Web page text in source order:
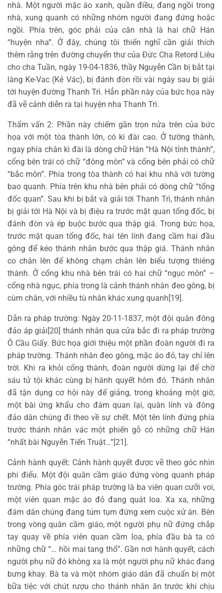
nhà. Một người mặc áo xanh, quần điều, đang ngồi trong
nhà, xung quanh có những nhóm người đang đứng hoặc
ngồi. Phía trên, góc phải của căn nhà là hai chữ Hán
“huyện nha”. Ở đây, chúng tôi thiển nghĩ cần giải thích
thêm rằng trên đường chuyển thư của Đức Cha Retord Liêu
cho cha Tuần, ngày 19-04-1836, thầy Nguyễn Cần bị bắt tại
làng Ke-Vac (Kẻ Vác), bị đánh đòn rồi vài ngày sau bị giải
tới huyện đường Thanh Trì. Hẳn phần này của bức họa này
đã vẽ cảnh diễn ra tại huyện nha Thanh Trì.
Thẩm vấn 2: Phần này chiếm gần trọn nửa trên của bức
họa với một tòa thành lớn, có kì đài cao. Ở tường thành,
ngay phía chân kì đài là dòng chữ Hán “Hà Nội tỉnh thành”,
cổng bên trái có chữ “đông môn” và cổng bên phải có chữ
“bắc môn”. Phía trong tòa thành có hai khu nhà với tường
bao quanh. Phía trên khu nhà bên phải có dòng chữ “tổng
đốc quan”. Sau khi bị bắt và giải tới Thanh Trì, thánh nhân
bị giải tới Hà Nội và bị điệu ra trước mặt quan tổng đốc, bị
đánh đòn và ép buộc bước qua thập giá. Trong bức họa,
trước mặt quan tổng đốc, hai tên lính đang cầm hai đầu
gông để kéo thánh nhân bước qua thập giá. Thánh nhân
co chân lên để không chạm chân lên biểu tượng thiêng
thánh. Ở cổng khu nhà bên trái có hai chữ “ngục môn” –
cổng nhà ngục, phía trong là cảnh thánh nhân đeo gông, bị
cùm chân, với nhiều tù nhân khác xung quanh[19].
Dẫn ra pháp trường: Ngày 20-11-1837, một đội quân đông
đảo áp giải[20] thánh nhân qua cửa bắc đi ra pháp trường
Ô Cầu Giấy. Bức họa giới thiệu một phần đoàn người đi ra
pháp trường. Thánh nhân đeo gông, mặc áo đỏ, tay chỉ lên
trời. Khi ra khỏi cổng thành, đoàn người dừng lại để chờ
sáu tử tội khác cùng bị hành quyết hôm đó. Thánh nhân
đã tận dụng cơ hội này để giảng, trong khoảng một giờ,
một bài ứng khẩu cho đám quan lại, quân lính và đông
đảo dân chúng đi theo về sự chết. Một tên lính đứng phía
trước thánh nhân vác một phiến gỗ có những chữ Hán
“nhất bài Nguyễn Tiến Truật…”[21].
Cảnh hành quyết: Cảnh hành quyết được vẽ theo góc nhìn
phi điểu. Một đội quân cầm giáo đứng vòng quanh pháp
trường. Phía góc trái pháp trường là ba viên quan cưỡi voi,
một viên quan mặc áo đỏ đang quát loa. Xa xa, những
đám dân chúng đang túm tụm đứng xem cuộc xử án. Bên
trong vòng quân cầm giáo, một người phụ nữ đứng chắp
tay quay về phía viên quan cầm loa, phía đầu bà ta có
những chữ “… hồi mai tang thổ”. Gần nơi hành quyết, cách
người phụ nữ đó không xa là một người phụ nữ khác đang
bưng khay. Bà ta và một nhóm giáo dân đã chuẩn bị một
bữa tiệc với chút rượu cho thánh nhân ăn trước khi chịu